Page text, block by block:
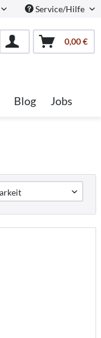
German Service/Hilfe
0,00 €
Blog Jobs